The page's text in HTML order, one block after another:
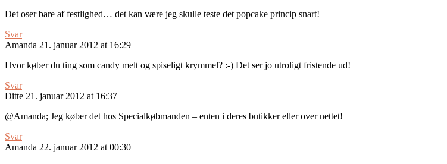
Det oser bare af festlighed… det kan være jeg skulle teste det popcake princip snart!
Svar
Amanda 21. januar 2012 at 16:29
Hvor køber du ting som candy melt og spiseligt krymmel? :-) Det ser jo utroligt fristende ud!
Svar
Ditte 21. januar 2012 at 16:37
@Amanda; Jeg køber det hos Specialkøbmanden – enten i deres butikker eller over nettet!
Svar
Amanda 22. januar 2012 at 00:30